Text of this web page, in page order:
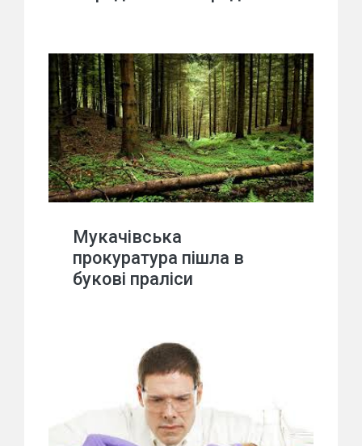
Мукачівська
прокуратура пішла в
букові праліси